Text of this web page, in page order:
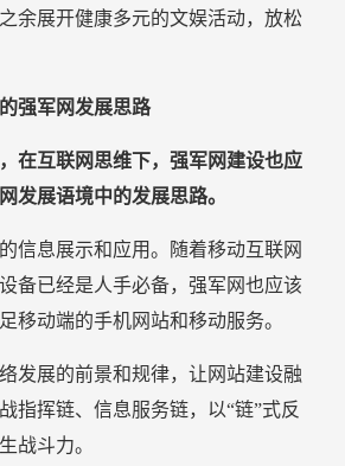
余展开健康多元的文娱活动，放松
强军网发展思路
在互联网思维下，强军网建设也应
发展语境中的发展思路。
信息展示和应用。随着移动互联网
备已经是人手必备，强军网也应该
移动端的手机网站和移动服务。
发展的前景和规律，让网站建设融
指挥链、信息服务链，以“链”式反
战斗力。